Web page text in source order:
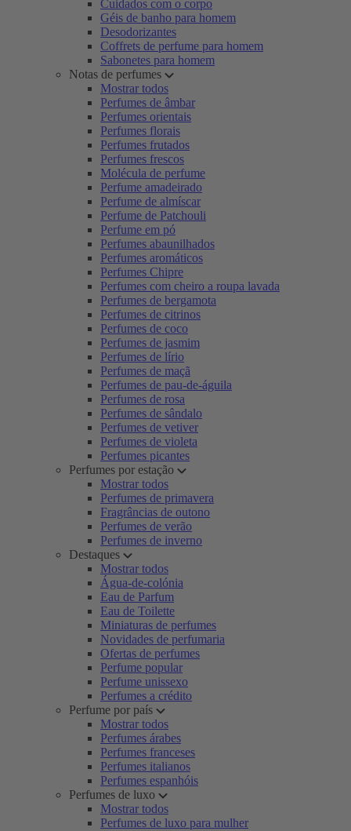
Cuidados com o corpo
Géis de banho para homem
Desodorizantes
Coffrets de perfume para homem
Sabonetes para homem
Notas de perfumes
Mostrar todos
Perfumes de âmbar
Perfumes orientais
Perfumes florais
Perfumes frutados
Perfumes frescos
Molécula de perfume
Perfume amadeirado
Perfume de almíscar
Perfume de Patchouli
Perfume em pó
Perfumes abaunilhados
Perfumes aromáticos
Perfumes Chipre
Perfumes com cheiro a roupa lavada
Perfumes de bergamota
Perfumes de citrinos
Perfumes de coco
Perfumes de jasmim
Perfumes de lírio
Perfumes de maçã
Perfumes de pau-de-águila
Perfumes de rosa
Perfumes de sândalo
Perfumes de vetiver
Perfumes de violeta
Perfumes picantes
Perfumes por estação
Mostrar todos
Perfumes de primavera
Fragrâncias de outono
Perfumes de verão
Perfumes de inverno
Destaques
Mostrar todos
Água-de-colónia
Eau de Parfum
Eau de Toilette
Miniaturas de perfumes
Novidades de perfumaria
Ofertas de perfumes
Perfume popular
Perfume unissexo
Perfumes a crédito
Perfume por país
Mostrar todos
Perfumes árabes
Perfumes franceses
Perfumes italianos
Perfumes espanhóis
Perfumes de luxo
Mostrar todos
Perfumes de luxo para mulher